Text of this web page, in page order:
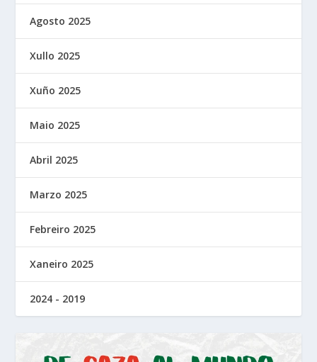
Agosto 2025
Xullo 2025
Xuño 2025
Maio 2025
Abril 2025
Marzo 2025
Febreiro 2025
Xaneiro 2025
2024 - 2019